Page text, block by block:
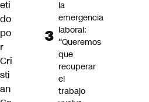
eti
do
po
r
Cri
sti
an
la
emergencia
laboral:
“Queremos
que
recuperar
el
trabajo